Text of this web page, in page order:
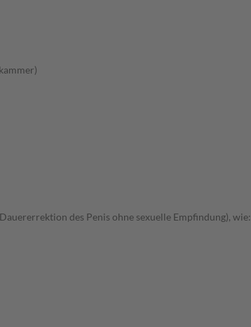
des Penis ohne sexuelle Empfindung), wie: